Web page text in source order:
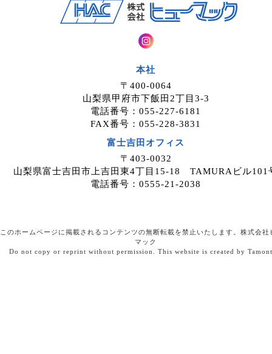
本社
〒400-0064
山梨県甲府市下飯田2丁目3-3
電話番号：055-227-6181
FAX番号：055-228-3831
富士吉田オフィス
〒403-0032
山梨県富士吉田市上吉田東4丁目15-18 TAMURAビル101
電話番号：0555-21-2038
このホームページに掲載されるコンテンツの無断転載を禁止いたします。株式会社
マック
Do not copy or reprint without permission. This website is created by